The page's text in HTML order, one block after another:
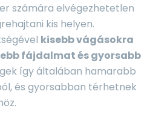
számára elvégezhetetlen
kis helyen.
kisebb vágásokra
fájdalmat és gyorsabb
így általában hamarabb
és gyorsabban térhetnek